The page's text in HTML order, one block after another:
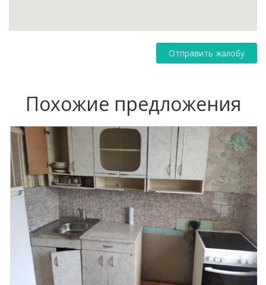
Отправить жалобу
Похожие предложения